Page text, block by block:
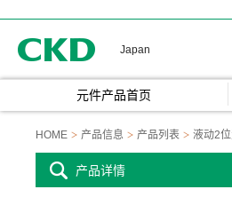
Japan
元件产品首页
HOME 产品信息 产品列表 液动2
产品详情